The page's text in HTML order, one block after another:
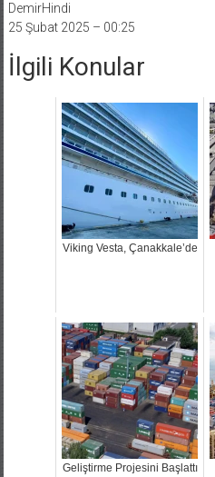
DemirHindi
25 Şubat 2025 – 00:25
İlgili Konular
Viking Vesta, Çanakkale’de
Geliştirme Projesini Başlattı